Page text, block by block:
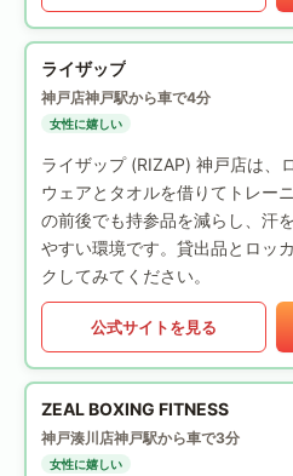
ライザップ
神戸店神戸駅から車で4分
女性に嬉しい
ライザップ (RIZAP) 神戸店は、
ウェアとタオルを借りてトレー
の前後でも持参品を減らし、汗
やすい環境です。貸出品とロッ
クしてみてください。
公式サイトを見る
ZEAL BOXING FITNESS
神戸湊川店神戸駅から車で3分
女性に嬉しい